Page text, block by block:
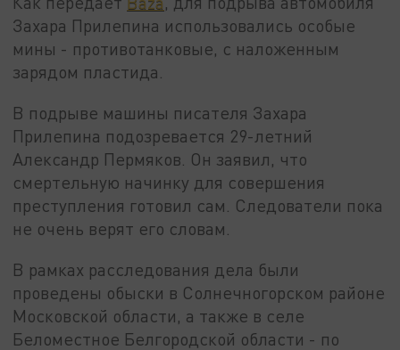
Захара Прилепина использовались особые
мины - противотанковые, с наложенным
зарядом пластида.
В подрыве машины писателя Захара
Прилепина подозревается 29-летний
Александр Пермяков. Он заявил, что
смертельную начинку для совершения
преступления готовил сам. Следователи пока
не очень верят его словам.
В рамках расследования дела были
проведены обыски в Солнечногорском районе
Московской области, а также в селе
Беломестное Белгородской области - по